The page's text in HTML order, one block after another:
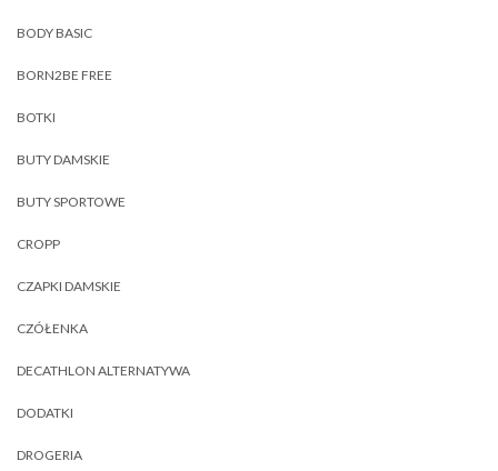
BODY BASIC
BORN2BE FREE
BOTKI
BUTY DAMSKIE
BUTY SPORTOWE
CROPP
CZAPKI DAMSKIE
CZÓŁENKA
DECATHLON ALTERNATYWA
DODATKI
DROGERIA